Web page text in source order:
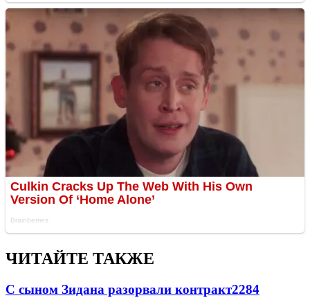
ЧИТАЙТЕ ТАКЖЕ
С сыном Зидана разорвали контракт2284